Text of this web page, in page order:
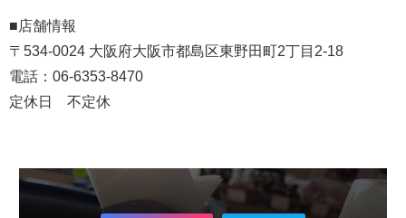
■店舗情報
〒534-0024 大阪府大阪市都島区東野田町2丁目2-18
電話：06-6353-8470
定休日 不定休